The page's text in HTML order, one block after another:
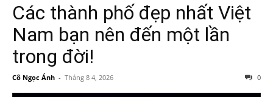
Các thành phố đẹp nhất Việt
Nam bạn nên đến một lần
trong đời!
Cô Ngọc Ánh - Tháng 8 4, 2026 0